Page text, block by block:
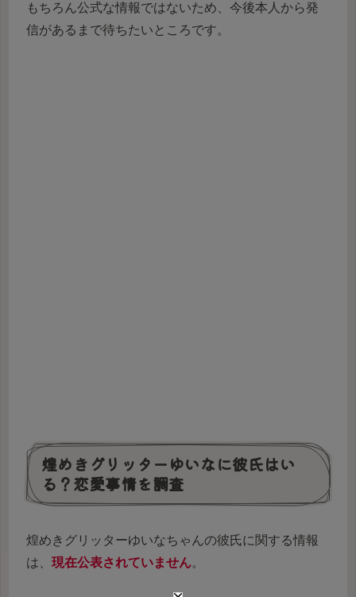
もちろん公式な情報ではないため、今後本人から発
信があるまで待ちたいところです。
煌めきグリッターゆいなに彼氏はい
る？恋愛事情を調査
煌めきグリッターゆいなちゃんの彼氏に関する情報
は、 現在公表されていません。